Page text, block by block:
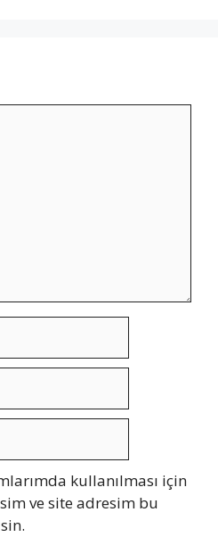
kullanılması için
ve site adresim bu